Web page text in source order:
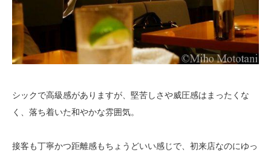
シックで高級感がありますが、堅苦しさや威圧感はまったくな
く、落ち着いた和やかな雰囲気。
接客も丁寧かつ距離感もちょうどいい感じで、初来店なのにゆっ